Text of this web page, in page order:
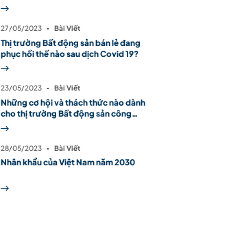
27/05/2023 ▪ Bài Viết
Thị trường Bất động sản bán lẻ đang
phục hồi thế nào sau dịch Covid 19?
23/05/2023 ▪ Bài Viết
Những cơ hội và thách thức nào dành
cho thị trường Bất động sản công
nghiệp tại Việt Nam trong năm 2023?
28/05/2023 ▪ Bài Viết
Nhân khẩu của Việt Nam năm 2030